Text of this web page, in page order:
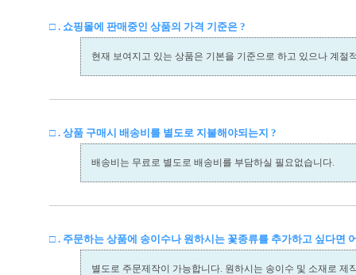
□ . 쇼핑몰에 판매중인 상품의 가격 기준은 ?
현재 보여지고 있는 상품은 기본을 기준으로 하고 있으나 계
□ . 상품 구매시 배송비를 별도로 지불해야되는지 ?
배송비는 무료로 별도로 배송비를 부담하실 필요없습니다.
□ . 주문하는 상품에 송이수나 원하시는 꽃종류를 추가하고 싶다면
별도로 주문제작이 가능합니다. 원하시는 송이수 및 소재로